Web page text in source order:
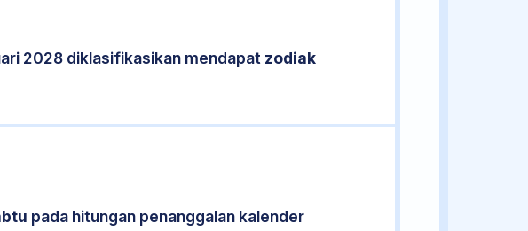
2028 diklasifikasikan mendapat zodiak
pada hitungan penanggalan kalender